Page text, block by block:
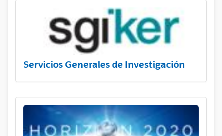
Servicios Generales de Investigación